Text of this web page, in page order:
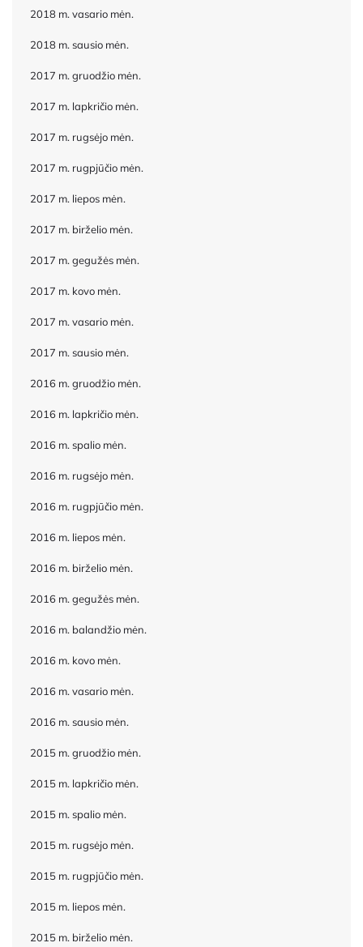
2018 m. vasario mėn.
2018 m. sausio mėn.
2017 m. gruodžio mėn.
2017 m. lapkričio mėn.
2017 m. rugsėjo mėn.
2017 m. rugpjūčio mėn.
2017 m. liepos mėn.
2017 m. birželio mėn.
2017 m. gegužės mėn.
2017 m. kovo mėn.
2017 m. vasario mėn.
2017 m. sausio mėn.
2016 m. gruodžio mėn.
2016 m. lapkričio mėn.
2016 m. spalio mėn.
2016 m. rugsėjo mėn.
2016 m. rugpjūčio mėn.
2016 m. liepos mėn.
2016 m. birželio mėn.
2016 m. gegužės mėn.
2016 m. balandžio mėn.
2016 m. kovo mėn.
2016 m. vasario mėn.
2016 m. sausio mėn.
2015 m. gruodžio mėn.
2015 m. lapkričio mėn.
2015 m. spalio mėn.
2015 m. rugsėjo mėn.
2015 m. rugpjūčio mėn.
2015 m. liepos mėn.
2015 m. birželio mėn.